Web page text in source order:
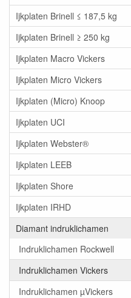
Ijkplaten Brinell ≤ 187,5 kg
Ijkplaten Brinell ≥ 250 kg
Ijkplaten Macro Vickers
Ijkplaten Micro Vickers
Ijkplaten (Micro) Knoop
Ijkplaten UCI
Ijkplaten Webster®
Ijkplaten LEEB
Ijkplaten Shore
Ijkplaten IRHD
Diamant indruklichamen
Indruklichamen Rockwell
Indruklichamen Vickers
Indruklichamen µVickers